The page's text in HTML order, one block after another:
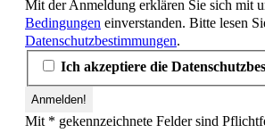
Mit der Anmeldung erklären Sie sich mit
Bedingungen einverstanden. Bitte lesen
Datenschutzbestimmungen.
Ich akzeptiere die
Mit * gekennzeichnete Felder sind